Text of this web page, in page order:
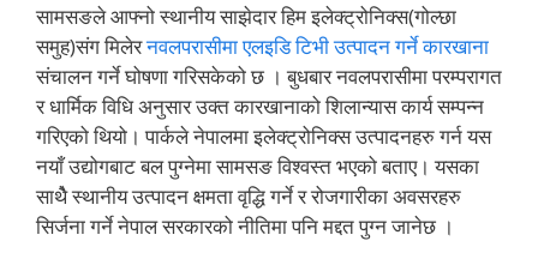
सामसङले आफ्नो स्थानीय साझेदार हिम इलेक्ट्रोनिक्स(गोल्छा
समुह)संग मिलेरनवलपरासीमा एलइडि टिभी उत्पादन गर्ने कारखाना
संचालन गर्ने घोषणा गरिसकेको छ । बुधबार नवलपरासीमा परम्परागत
र धार्मिक विधि अनुसार उक्त कारखानाको शिलान्यास कार्य सम्पन्न
गरिएको थियो। पार्कले नेपालमा इलेक्ट्रोनिक्स उत्पादनहरु गर्न यस
नयाँ उद्योगबाट बल पुग्नेमा सामसङ विश्वस्त भएको बताए। यसका
साथैे स्थानीय उत्पादन क्षमता वृद्धि गर्ने र रोजगारीका अवसरहरु
सिर्जना गर्ने नेपाल सरकारको नीतिमा पनि मद्दत पुग्न जानेछ ।